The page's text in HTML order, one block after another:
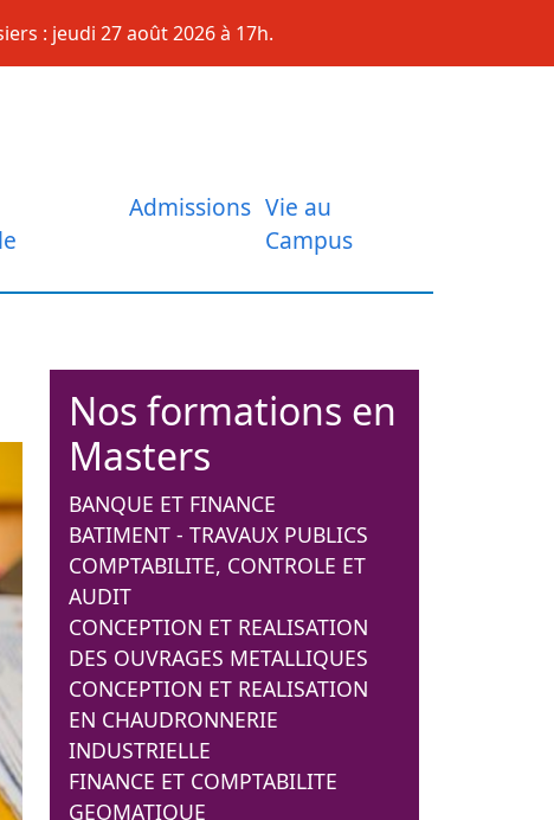
: jeudi 27 août 2026 à 17h.
Admissions Vie au
Campus
Nos formations en
Masters
BANQUE ET FINANCE
BATIMENT - TRAVAUX PUBLICS
COMPTABILITE, CONTROLE ET
AUDIT
CONCEPTION ET REALISATION
DES OUVRAGES METALLIQUES
CONCEPTION ET REALISATION
EN CHAUDRONNERIE
INDUSTRIELLE
FINANCE ET COMPTABILITE
GEOMATIQUE